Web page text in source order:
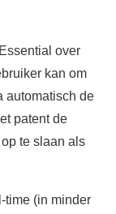
over
kan om
automatisch de
patent de
te slaan als
time (in minder